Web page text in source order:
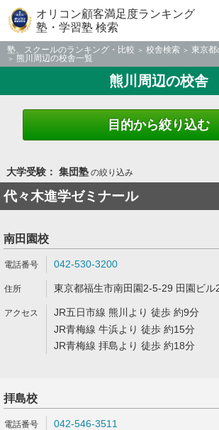
オリコン顧客満足度ランキング
塾・学習塾 検索
塾、スクールのランキング・比較 校舎検索
東京
熊川周辺の校舎一覧
熊川周辺の校舎
目的から絞り込む
大学受験： 集団塾の絞り込み
代々木進学ゼミナール
南田園校
042-530-3200
東京都福生市南田園2-5-29 田園ビル
JR五日市線 熊川より 徒歩 約9分
JR青梅線 牛浜より 徒歩 約15分
JR青梅線 拝島より 徒歩 約18分
拝島校
042-546-3511